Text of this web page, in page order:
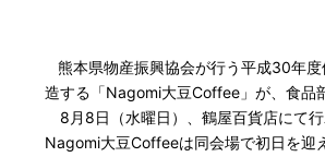
熊本県物産振興協会が行う平成30年
造する「Nagomi大豆Coffee」が、食品
8月8日（水曜日）、鶴屋百貨店にて行
Nagomi大豆Coffeeは同会場で初日を迎